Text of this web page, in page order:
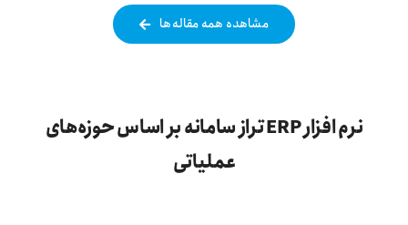
مشاهده همه مقاله‌ها
نرم افزار ERP تراز سامانه بر اساس حوزه‌های
عملیاتی